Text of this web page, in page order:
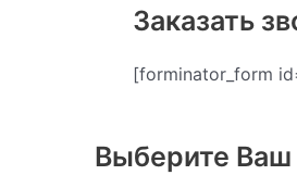
Заказать
[forminator_form
Выберите Ваш